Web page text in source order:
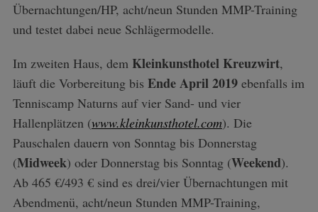
Übernachtungen/HP, acht/neun Stunden MMP-Training
und testet dabei neue Schlägermodelle.
Im zweiten Haus, dem Kleinkunsthotel Kreuzwirt,
läuft die Vorbereitung bis Ende April 2019ebenfalls im
Tenniscamp Naturns auf vier Sand- und vier
Hallenplätzen (www.kleinkunsthotel.com). Die
Pauschalen dauern von Sonntag bis Donnerstag
(Midweek) oder Donnerstag bis Sonntag (Weekend).
Ab 465 €/493 € sind es drei/vier Übernachtungen mit
Abendmenü, acht/neun Stunden MMP-Training,